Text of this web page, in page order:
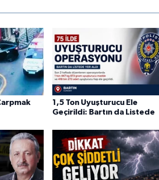
1,5 Ton Uyuşturucu Ele
Geçirildi: Bartın da Listede